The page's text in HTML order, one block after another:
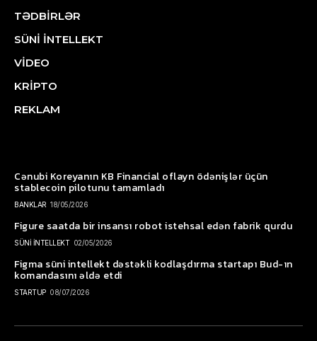
TƏDBİRLƏR
SÜNİ İNTELLEKT
VİDEO
KRİPTO
REKLAM
Cənubi Koreyanın KB Financial oflayn ödənişlər üçün
stablecoin pilotunu tamamladı
BANKLAR 18/05/2026
Figure saatda bir insansı robot istehsal edən fabrik qurdu
SÜNİ İNTELLEKT 02/05/2026
Figma süni intellekt dəstəkli kodlaşdırma startapı Bud-ın
komandasını əldə etdi
STARTUP 08/07/2026